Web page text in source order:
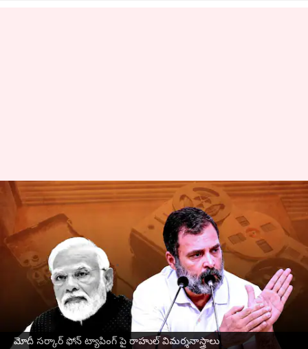
మోదీ సర్కార్ ఫోన్ ట్యాపింగ్ పై రాహుల్ విమర్శనాస్త్రాలు
అమెరికాలో రాహుల్ గాంధీ బిజినెస్
మీటింగ్స్...పెగాసెస్ పై సంచలన
వ్యాఖ్యలు
వ్రాసిన వారు TEJAVYAS BESTHA Jun 01, 2023 02:49 pm
ఈ వార్తాకథనం ఏంటి
అమెరికా పర్యటనలో ఉన్న కాంగ్రెస్ అగ్రనేతరాహుల్